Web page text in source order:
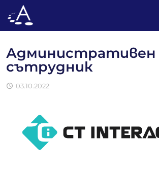
Административен
сътрудник
03.10.2022